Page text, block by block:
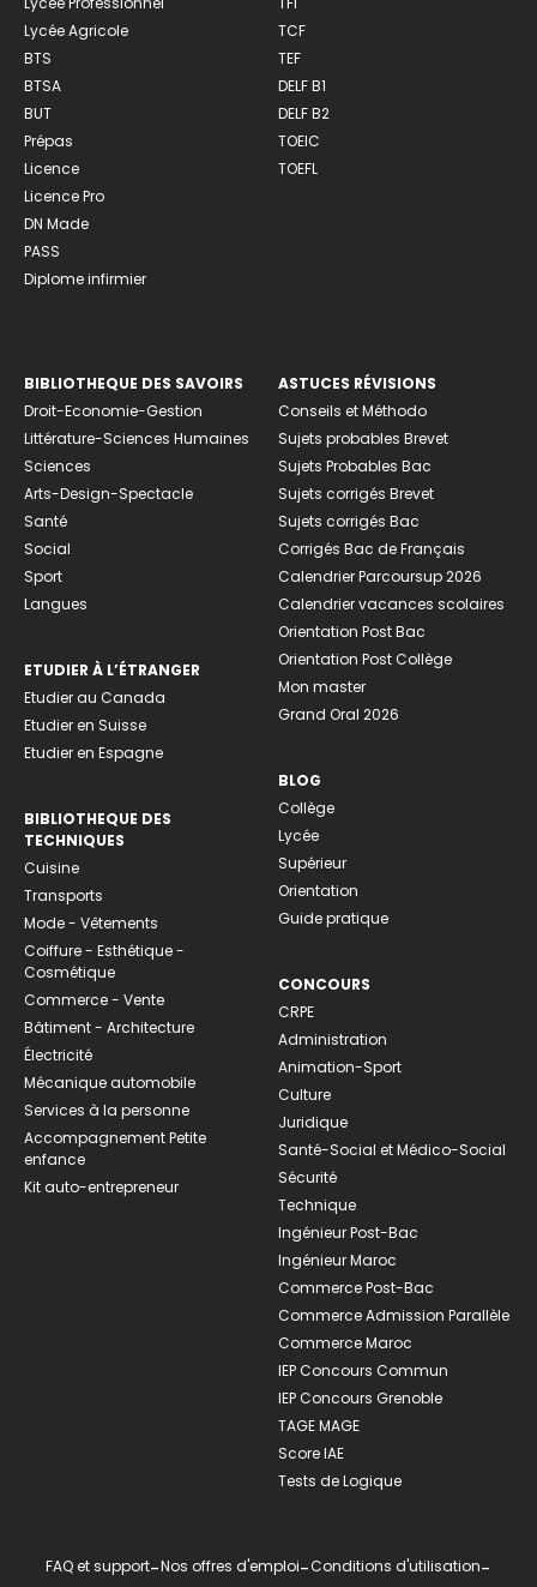
Lycée Agricole
BTS
BTSA
BUT
Prépas
Licence
Licence Pro
DN Made
PASS
Diplome infirmier
TCF
TEF
DELF B1
DELF B2
TOEIC
TOEFL
BIBLIOTHEQUE DES SAVOIRS
Droit-Economie-Gestion
Littérature-Sciences Humaines
Sciences
Arts-Design-Spectacle
Santé
Social
Sport
Langues
ETUDIER À L’ÉTRANGER
Etudier au Canada
Etudier en Suisse
Etudier en Espagne
BIBLIOTHEQUE DES
TECHNIQUES
Cuisine
Transports
Mode - Vêtements
Coiffure - Esthétique -
Cosmétique
Commerce - Vente
Bâtiment - Architecture
Électricité
Mécanique automobile
Services à la personne
Accompagnement Petite
enfance
Kit auto-entrepreneur
ASTUCES RÉVISIONS
Conseils et Méthodo
Sujets probables Brevet
Sujets Probables Bac
Sujets corrigés Brevet
Sujets corrigés Bac
Corrigés Bac de Français
Calendrier Parcoursup 2026
Calendrier vacances scolaires
Orientation Post Bac
Orientation Post Collège
Mon master
Grand Oral 2026
BLOG
Collège
Lycée
Supérieur
Orientation
Guide pratique
CONCOURS
CRPE
Administration
Animation-Sport
Culture
Juridique
Santé-Social et Médico-Social
Sécurité
Technique
Ingénieur Post-Bac
Ingénieur Maroc
Commerce Post-Bac
Commerce Admission Parallèle
Commerce Maroc
IEP Concours Commun
IEP Concours Grenoble
TAGE MAGE
Score IAE
Tests de Logique
FAQ et support-Nos offres d'emploi-Conditions d'utilisation-